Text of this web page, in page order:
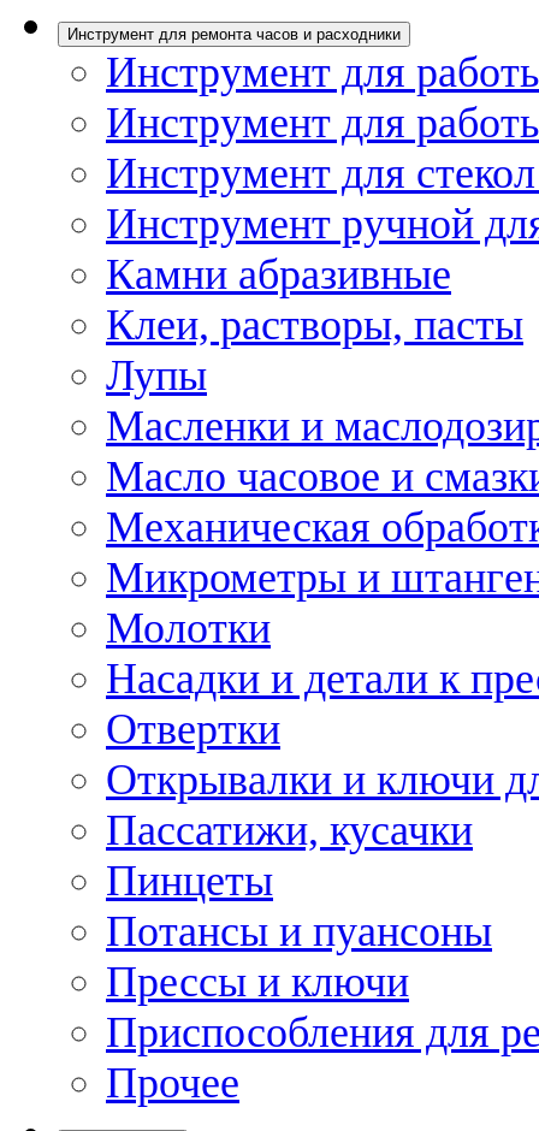
Инструмент для ремонта часов и расходники
Инструмент для
Инструмент для
Инструмент для
Инструмент ручной
Камни абразивные
Клеи, растворы, пасты
Лупы
Масленки и
Масло часовое и
Механическая
Микрометры и
Молотки
Насадки и детали к
Отвертки
Открывалки и ключи
Пассатижи, кусачки
Пинцеты
Потансы и пуансоны
Прессы и ключи
Приспособления для
Прочее